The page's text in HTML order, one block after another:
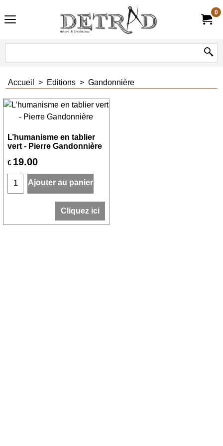
0
Accueil > Editions > Gandonnière
L’humanisme en tablier
vert - Pierre Gandonnière
€ 19.00
Ajouter au panier
Cliquez ici